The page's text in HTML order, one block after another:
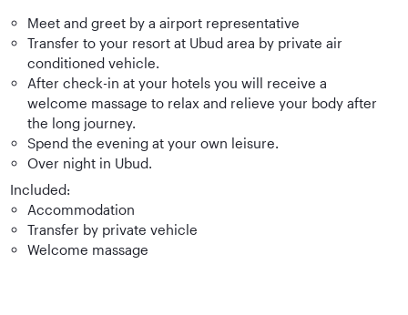
Meet and greet by a airport representative
Transfer to your resort at Ubud area by private air
conditioned vehicle.
After check-in at your hotels you will receive a
welcome massage to relax and relieve your body after
the long journey.
Spend the evening at your own leisure.
Over night in Ubud.
Included:
Accommodation
Transfer by private vehicle
Welcome massage